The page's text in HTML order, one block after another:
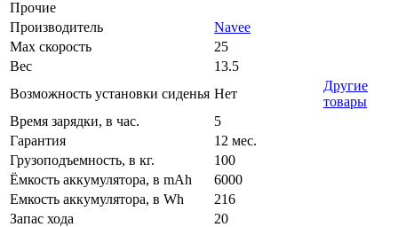
Прочие
Производитель
Navee
Max скорость
25
Вес
13.5
Возможность установки сиденья Нет
Другие
товары
Время зарядки, в час.
5
Гарантия
12 мес.
Грузоподъемность, в кг.
100
Ёмкость аккумулятора, в mAh
6000
Емкость аккумулятора, в Wh
216
Запас хода
20